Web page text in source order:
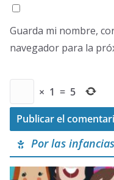
Guarda mi nombre,
navegador para la
× 1 = 5
Por las infancias